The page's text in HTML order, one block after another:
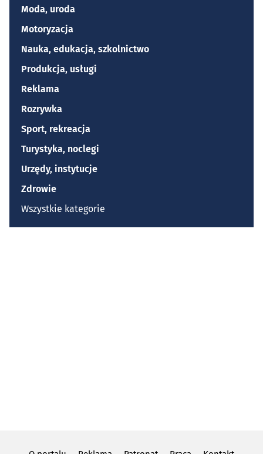
Moda, uroda
Motoryzacja
Nauka, edukacja, szkolnictwo
Produkcja, usługi
Reklama
Rozrywka
Sport, rekreacja
Turystyka, noclegi
Urzędy, instytucje
Zdrowie
Wszystkie kategorie